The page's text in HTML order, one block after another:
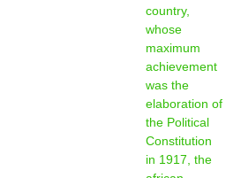
country,
whose
maximum
achievement
was the
elaboration of
the Political
Constitution
in 1917, the